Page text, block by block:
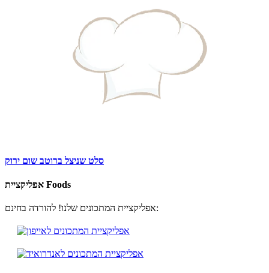
סלט שניצל ברוטב שום ירוק
אפליקציית Foods
אפליקציית המתכונים שלנו! להורדה בחינם: